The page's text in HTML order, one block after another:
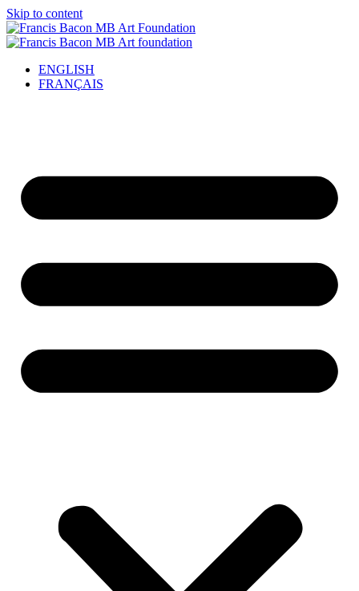
Skip to content
ENGLISH
FRANÇAIS